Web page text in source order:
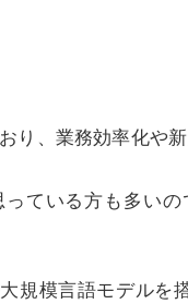
り、業務効率化や
ている方も多いの
規模言語モデルを